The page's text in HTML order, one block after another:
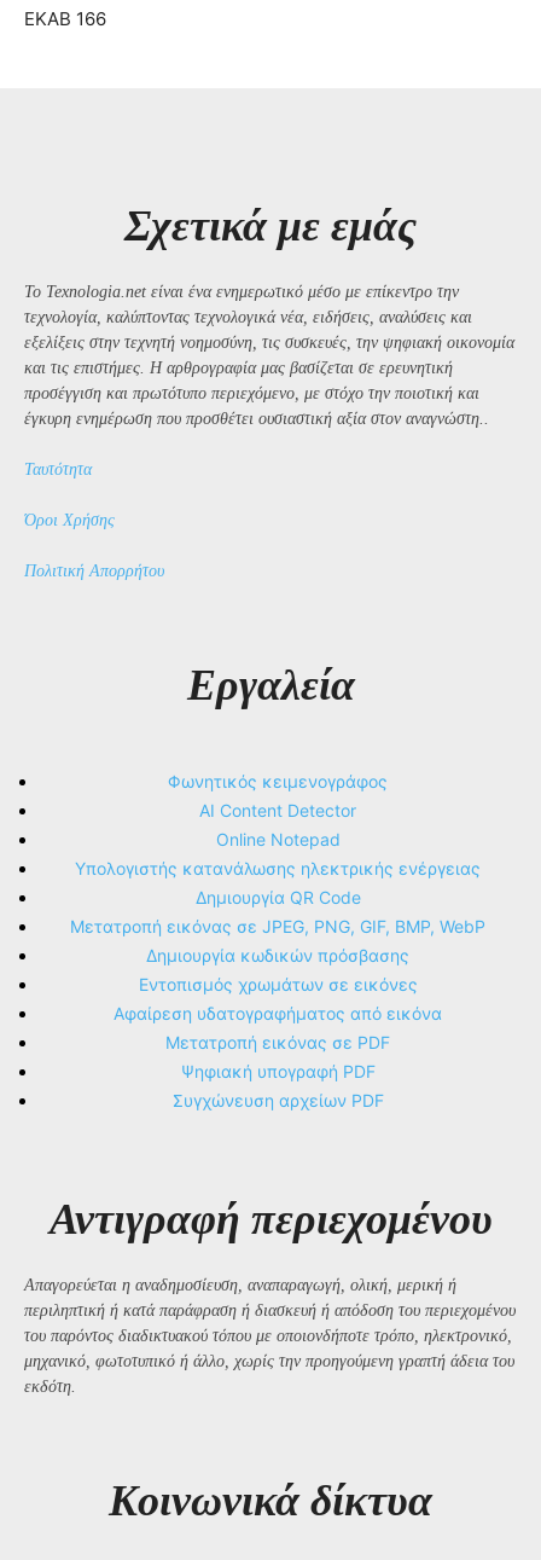
ΕΚΑΒ 166
Σχετικά με εμάς
Το Texnologia.net είναι ένα ενημερωτικό μέσο με επίκεντρο την
τεχνολογία, καλύπτοντας τεχνολογικά νέα, ειδήσεις, αναλύσεις και
εξελίξεις στην τεχνητή νοημοσύνη, τις συσκευές, την ψηφιακή οικονομία
και τις επιστήμες. Η αρθρογραφία μας βασίζεται σε ερευνητική
προσέγγιση και πρωτότυπο περιεχόμενο, με στόχο την ποιοτική και
έγκυρη ενημέρωση που προσθέτει ουσιαστική αξία στον αναγνώστη..
Ταυτότητα
Όροι Χρήσης
Πολιτική Απορρήτου
Εργαλεία
Φωνητικός κειμενογράφος
AI Content Detector
Online Notepad
Υπολογιστής κατανάλωσης ηλεκτρικής ενέργειας
Δημιουργία QR Code
Μετατροπή εικόνας σε JPEG, PNG, GIF, BMP, WebP
Δημιουργία κωδικών πρόσβασης
Εντοπισμός χρωμάτων σε εικόνες
Αφαίρεση υδατογραφήματος από εικόνα
Μετατροπή εικόνας σε PDF
Ψηφιακή υπογραφή PDF
Συγχώνευση αρχείων PDF
Αντιγραφή περιεχομένου
Απαγορεύεται η αναδημοσίευση, αναπαραγωγή, ολική, μερική ή
περιληπτική ή κατά παράφραση ή διασκευή ή απόδοση του περιεχομένου
του παρόντος διαδικτυακού τόπου με οποιονδήποτε τρόπο, ηλεκτρονικό,
μηχανικό, φωτοτυπικό ή άλλο, χωρίς την προηγούμενη γραπτή άδεια του
εκδότη.
Kοινωνικά δίκτυα